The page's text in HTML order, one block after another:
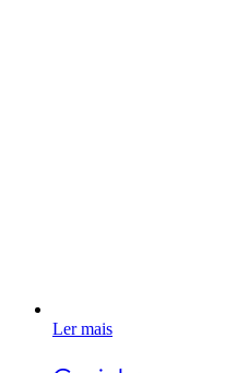
Ler mais